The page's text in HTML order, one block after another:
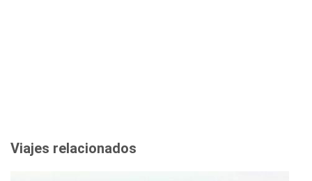
Viajes relacionados